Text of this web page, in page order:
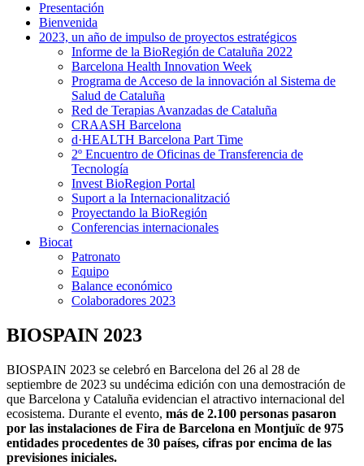
Presentación
Bienvenida
2023, un año de impulso de proyectos estratégicos
Informe de la BioRegión de Cataluña 2022
Barcelona Health Innovation Week
Programa de Acceso de la innovación al Sistema de
Salud de Cataluña
Red de Terapias Avanzadas de Cataluña
CRAASH Barcelona
d·HEALTH Barcelona Part Time
2º Encuentro de Oficinas de Transferencia de
Tecnología
Invest BioRegion Portal
Suport a la Internacionalització
Proyectando la BioRegión
Conferencias internacionales
Biocat
Patronato
Equipo
Balance económico
Colaboradores 2023
BIOSPAIN 2023
BIOSPAIN 2023 se celebró en Barcelona del 26 al 28 de
septiembre de 2023 su undécima edición con una demostración de
que Barcelona y Cataluña evidencian el atractivo internacional del
ecosistema. Durante el evento, más de 2.100 personas pasaron
por las instalaciones de Fira de Barcelona en Montjuïc de 975
entidades procedentes de 30 países, cifras por encima de las
previsiones iniciales.